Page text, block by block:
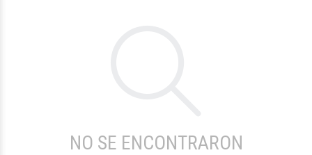
NO SE ENCONTRARON